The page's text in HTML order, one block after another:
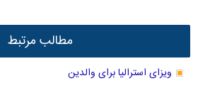
مطالب مرتبط
ویزای استرالیا برای والدین